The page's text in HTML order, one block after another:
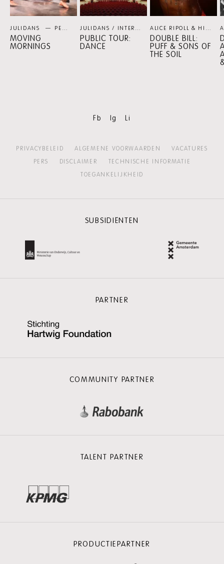
JULIDANS PERSPECTIEF
MOVING
MORNINGS
JULIDANS / INTERNATIONAAL THEATER AMSTERDAM
PUBLIC TOUR:
DANCE
ALICE RIPOLL & HILTINHO FANTÁSTICO / SHEREE LENTING
DOUBLE BILL:
PUFF & SONS OF
THE SOIL
Fb Ig Li
PRIVACYBELEID ALGEMENE VOORWAARDEN
VACATURES
PERS
DISCLAIMER
TECHNISCHE INFORMATIE
TOEGANKELIJKHEID
SUBSIDIËNTEN
PARTNER
COMMUNITY PARTNER
TALENT PARTNER
PRODUCTIEPARTNER